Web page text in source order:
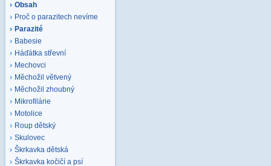
Obsah
Proč o parazitech nevíme
Parazité
Babesie
Háďátka střevní
Mechovci
Měchožil větvený
Měchožil zhoubný
Mikrofilárie
Motolice
Roup dětský
Skulovec
Škrkavka dětská
Škrkavka kočičí a psí